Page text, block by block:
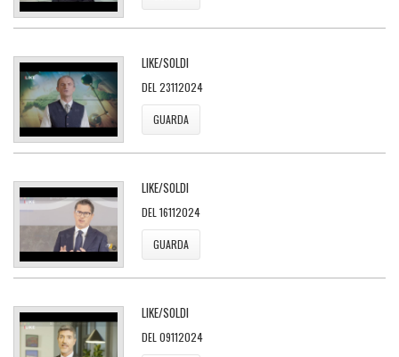
LIKE/SOLDI
DEL 23112024
GUARDA
LIKE/SOLDI
DEL 16112024
GUARDA
LIKE/SOLDI
DEL 09112024